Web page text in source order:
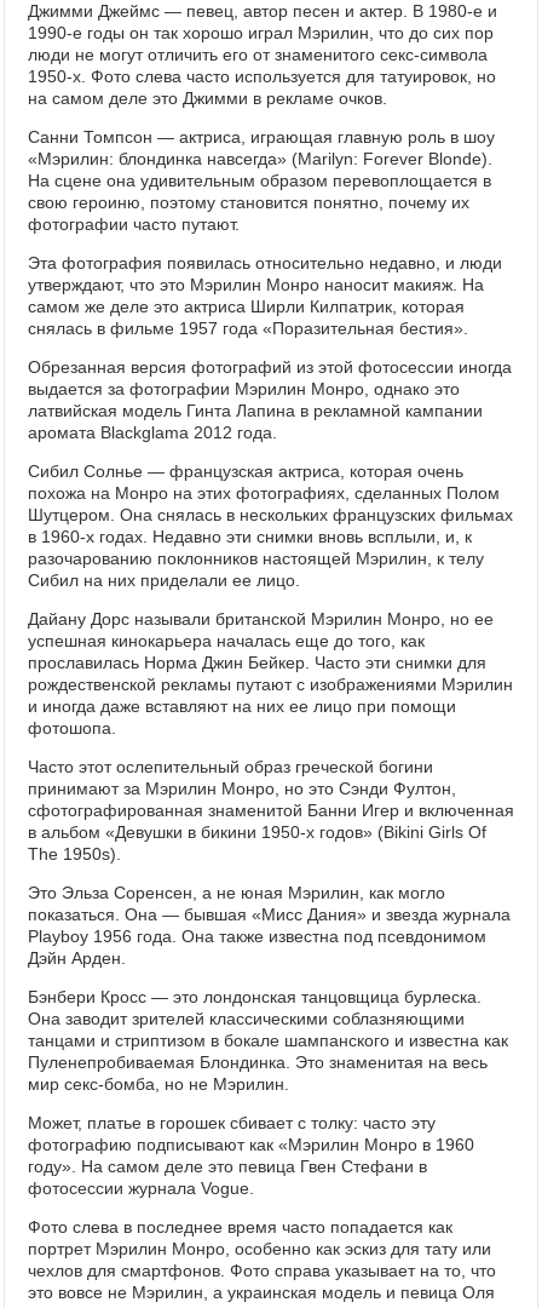
Джимми Джеймс — певец, автор песен и актер. В 1980-е и
1990-е годы он так хорошо играл Мэрилин, что до сих пор
люди не могут отличить его от знаменитого секс-символа
1950-х. Фото слева часто используется для татуировок, но
на самом деле это Джимми в рекламе очков.
Санни Томпсон — актриса, играющая главную роль в шоу
«Мэрилин: блондинка навсегда» (Marilyn: Forever Blonde).
На сцене она удивительным образом перевоплощается в
свою героиню, поэтому становится понятно, почему их
фотографии часто путают.
Эта фотография появилась относительно недавно, и люди
утверждают, что это Мэрилин Монро наносит макияж. На
самом же деле это актриса Ширли Килпатрик, которая
снялась в фильме 1957 года «Поразительная бестия».
Обрезанная версия фотографий из этой фотосессии иногда
выдается за фотографии Мэрилин Монро, однако это
латвийская модель Гинта Лапина в рекламной кампании
аромата Blackglama 2012 года.
Сибил Солнье — французская актриса, которая очень
похожа на Монро на этих фотографиях, сделанных Полом
Шутцером. Она снялась в нескольких французских фильмах
в 1960-х годах. Недавно эти снимки вновь всплыли, и, к
разочарованию поклонников настоящей Мэрилин, к телу
Сибил на них приделали ее лицо.
Дайану Дорс называли британской Мэрилин Монро, но ее
успешная кинокарьера началась еще до того, как
прославилась Норма Джин Бейкер. Часто эти снимки для
рождественской рекламы путают с изображениями Мэрилин
и иногда даже вставляют на них ее лицо при помощи
фотошопа.
Часто этот ослепительный образ греческой богини
принимают за Мэрилин Монро, но это Сэнди Фултон,
сфотографированная знаменитой Банни Игер и включенная
в альбом «Девушки в бикини 1950-х годов» (Bikini Girls Of
The 1950s).
Это Эльза Соренсен, а не юная Мэрилин, как могло
показаться. Она — бывшая «Мисс Дания» и звезда журнала
Playboy 1956 года. Она также известна под псевдонимом
Дэйн Арден.
Бэнбери Кросс — это лондонская танцовщица бурлеска.
Она заводит зрителей классическими соблазняющими
танцами и стриптизом в бокале шампанского и известна как
Пуленепробиваемая Блондинка. Это знаменитая на весь
мир секс-бомба, но не Мэрилин.
Может, платье в горошек сбивает с толку: часто эту
фотографию подписывают как «Мэрилин Монро в 1960
году». На самом деле это певица Гвен Стефани в
фотосессии журнала Vogue.
Фото слева в последнее время часто попадается как
портрет Мэрилин Монро, особенно как эскиз для тату или
чехлов для смартфонов. Фото справа указывает на то, что
это вовсе не Мэрилин, а украинская модель и певица Оля